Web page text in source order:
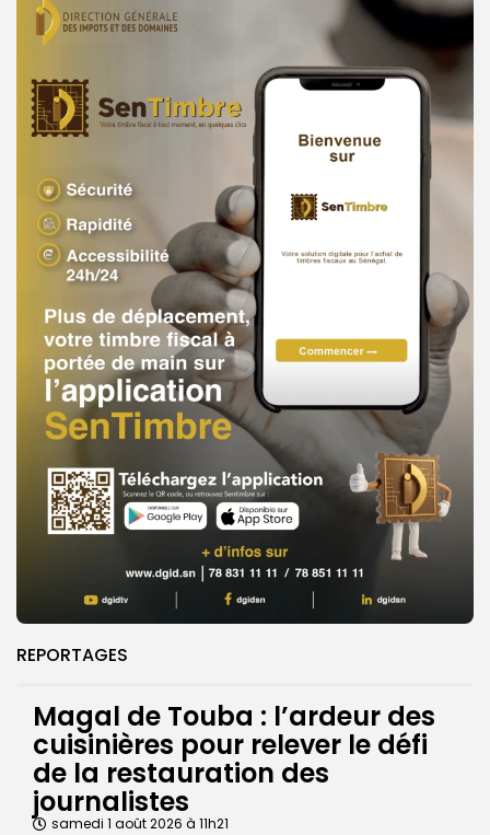
REPORTAGES
Magal de Touba : l’ardeur des
cuisinières pour relever le défi
de la restauration des
journalistes
samedi 1 août 2026 à 11h21